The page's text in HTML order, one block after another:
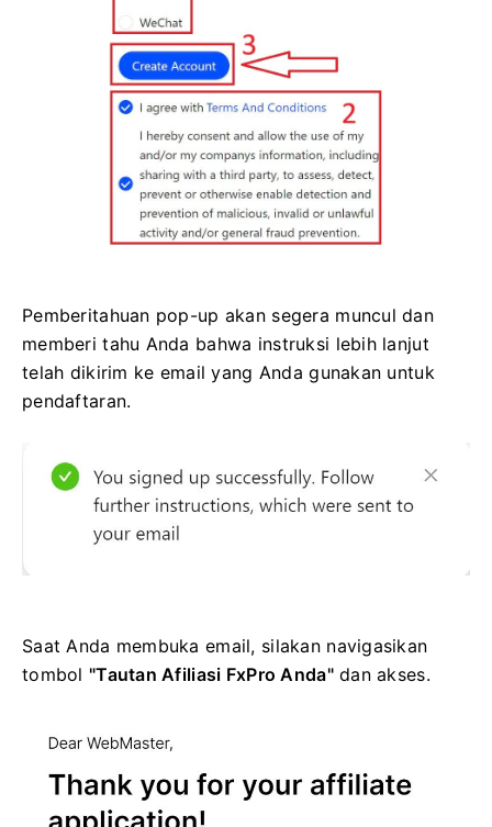
Pemberitahuan pop-up akan segera muncul dan
memberi tahu Anda bahwa instruksi lebih lanjut
telah dikirim ke email yang Anda gunakan untuk
pendaftaran.
Saat Anda membuka email, silakan navigasikan
tombol "Tautan Afiliasi FxPro Anda"dan akses.